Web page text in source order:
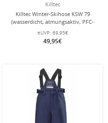
Killtec
Killtec Winter-Skihose KSW 79
(wasserdicht, atmungsaktiv, PFC-
frei, Schneefang, Kantenschutz)
royalblau Kinder
eUVP: 69,95€
49,95€